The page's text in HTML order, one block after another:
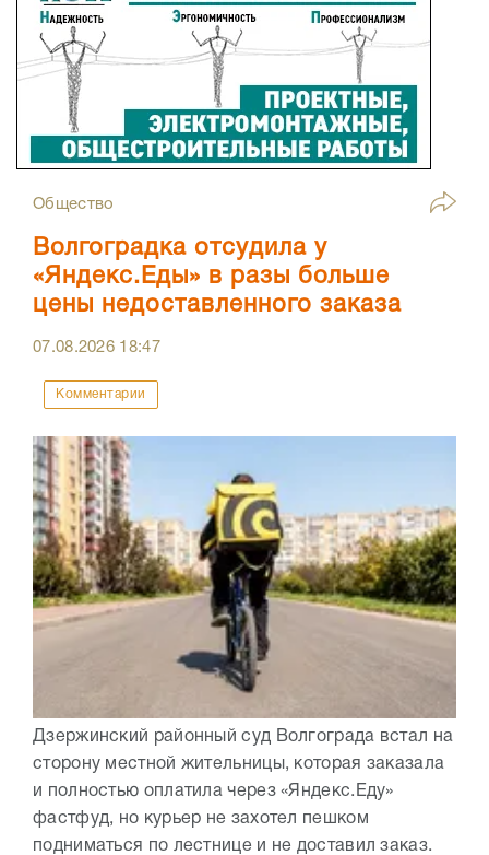
Общество
Волгоградка отсудила у
«Яндекс.Еды» в разы больше
цены недоставленного заказа
07.08.2026 18:47
Комментарии
Дзержинский районный суд Волгограда встал на
сторону местной жительницы, которая заказала
и полностью оплатила через «Яндекс.Еду»
фастфуд, но курьер не захотел пешком
подниматься по лестнице и не доставил заказ.